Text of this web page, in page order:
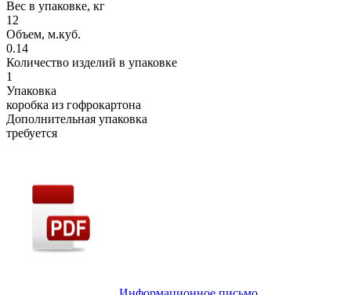
Вес в упаковке, кг
12
Объем, м.куб.
0.14
Количество изделий в упаковке
1
Упаковка
коробка из гофрокартона
Дополнительная упаковка
требуется